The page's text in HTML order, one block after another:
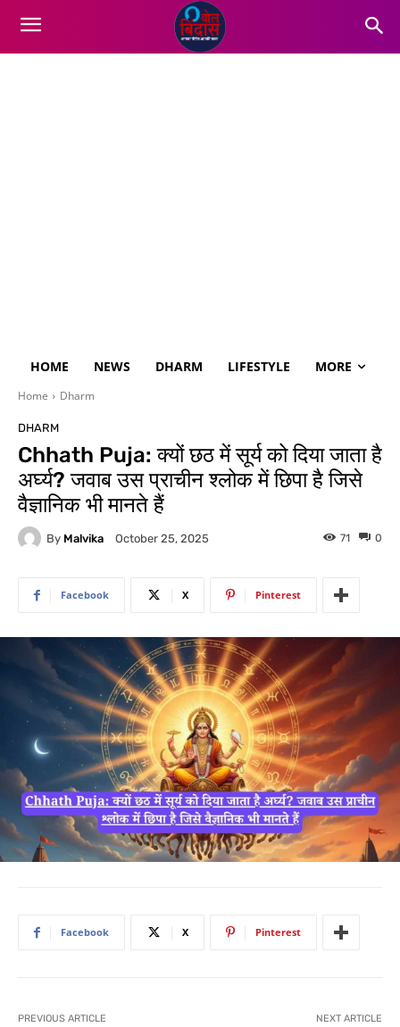
HOME NEWS DHARM LIFESTYLE MORE
Home Dharm
DHARM
Chhath Puja: क्यों छठ में सूर्य को दिया जाता है
अर्घ्य? जवाब उस प्राचीन श्लोक में छिपा है जिसे
वैज्ञानिक भी मानते हैं
By Malvika October 25, 2025 0
71
Facebook X Pinterest
Facebook X Pinterest
PREVIOUS ARTICLE NEXT ARTICLE